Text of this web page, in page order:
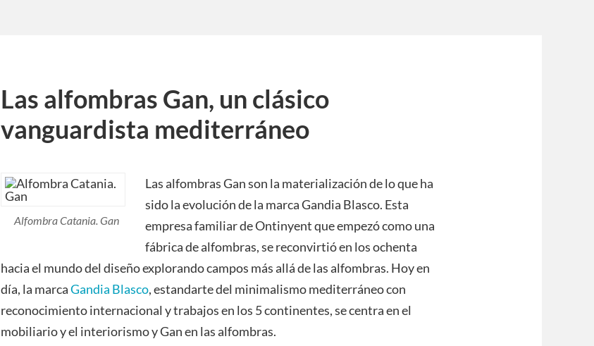
Las alfombras Gan, un clásico
vanguardista mediterráneo
Alfombra Catania. Gan
Las alfombras Gan son la materialización de lo que ha
sido la evolución de la marca Gandia Blasco. Esta
empresa familiar de Ontinyent que empezó como una
fábrica de alfombras, se reconvirtió en los ochenta
hacia el mundo del diseño explorando campos más allá de las alfombras. Hoy en
día, la marcaGandia Blasco, estandarte del minimalismo mediterráneo con
reconocimiento internacional y trabajos en los 5 continentes, se centra en el
mobiliario y el interiorismo y Gan en las alfombras.